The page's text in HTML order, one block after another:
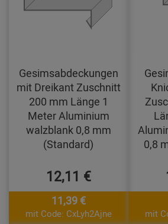
Gesimsabdeckungen
mit Dreikant Zuschnitt
200 mm Länge 1
Meter Aluminium
walzblank 0,8 mm
(Standard)
12,11 €
11,39 €
mit Code: CxLyh2Ajne
0,8
mit